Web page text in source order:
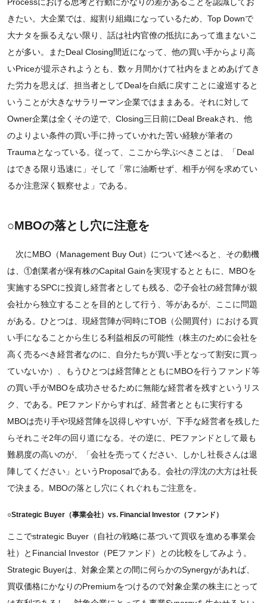
きたい。大企業では、縦割り組織になっているため、Top Downで
大ナタを振るえない限り、話は社内官僚の抵抗にあって進まないこ
とが多い。またDeal Closing間近になって、他の買い手からより高
いPriceが提示されようとも、数ヶ月間かけて社内をまとめあげてき
た労力を思えば、担当者としてDealを白紙に戻すことに逡巡すると
いうことが大きなサラリーマン企業ではままある。それに対して
Owner企業は全くその逆で、Closing三日前にDeal Breakされ、他
のよりよい条件の買い手に持っていかれた苦い経験が筆者の
Traumaとなっている。従って、ここから学ぶべきことは、「Deal
はできる限り迅速に」そして「常に油断せず、相手が何を求めてい
るか注意深く観察せよ」である。
○MBOの落とし穴に注意を
次にMBO（Management Buy Out）について述べると、その動機
は、①創業者が保有株のCapital Gainを実現するとともに、MBOを
実施するSPCに投資し経営者としても残る、②子会社の経営陣が親
会社から独立することを目的として行う、等があるが、ここに問題
がある。ひとつは、現経営陣が同時にTOB（公開買付）における買
い手になることから生じる利益相反の可能性（株主のために会社を
高く売るべき経営者なのに、自分たちが買い手となって割安に買っ
ていないか）、もうひとつは経営陣とともにMBOを行うファンド等
の買い手がMBOを成功させるために無能な経営者を残すというリス
ク、である。PEファンドからすれば、経営者とともに実行する
MBOは売り手や現経営陣を説得しやすいが、下手な経営者を残した
らそれこそ2年の回り道になる。その逆に、PEファンドとして最も
難易度の高いのが、「会社を売ってください、しかし社長さんは退
陣してください」というProposalである。会社の浮沈の大方は社長
で決まる。MBOの落とし穴にくれぐれもご注意を。
○Strategic Buyer（事業会社）vs. Financial Investor（ファンド）
ここでstrategic Buyer（自社の戦略に基づいて買収を進める事業会
社）とFinancial Investor（PEファンド）との比較をしてみよう。
Strategic Buyerは、対象企業との間に何らかのSynergyがあれば、
買収価格にかなりのPremiumをつけるので対象企業の株主にとって